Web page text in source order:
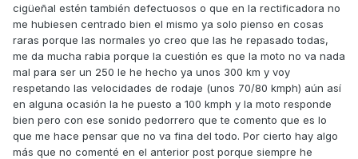
cigüeñal estén también defectuosos o que en la rectificadora no
me hubiesen centrado bien el mismo ya solo pienso en cosas
raras porque las normales yo creo que las he repasado todas,
me da mucha rabia porque la cuestión es que la moto no va nada
mal para ser un 250 le he hecho ya unos 300 km y voy
respetando las velocidades de rodaje (unos 70/80 kmph) aún así
en alguna ocasión la he puesto a 100 kmph y la moto responde
bien pero con ese sonido pedorrero que te comento que es lo
que me hace pensar que no va fina del todo. Por cierto hay algo
más que no comenté en el anterior post porque siempre he